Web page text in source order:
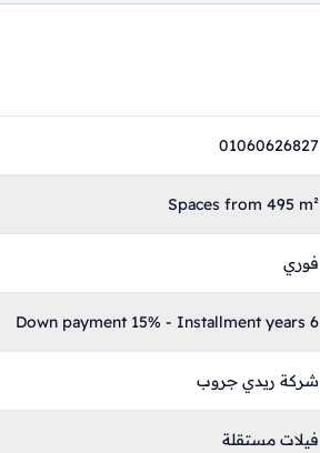
01060626827
Spaces from 495 m²
فوري
Down payment 15% - Installment years 6
شركة ريدي جروب
فيلات مستقلة